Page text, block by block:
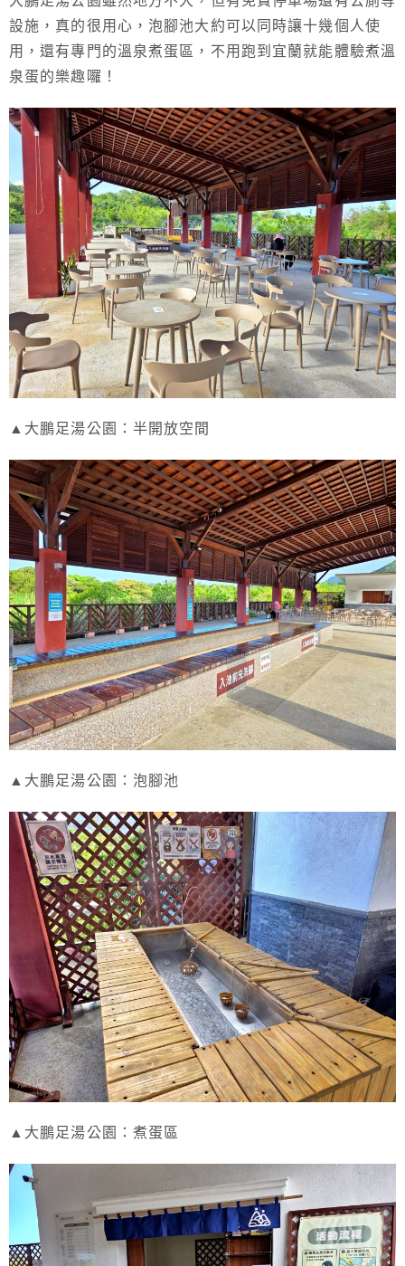
設施，真的很用心，泡腳池大約可以同時讓十幾個人使
用，還有專門的溫泉煮蛋區，不用跑到宜蘭就能體驗煮溫
泉蛋的樂趣囉！
▲大鵬足湯公園：半開放空間
▲大鵬足湯公園：泡腳池
▲大鵬足湯公園：煮蛋區